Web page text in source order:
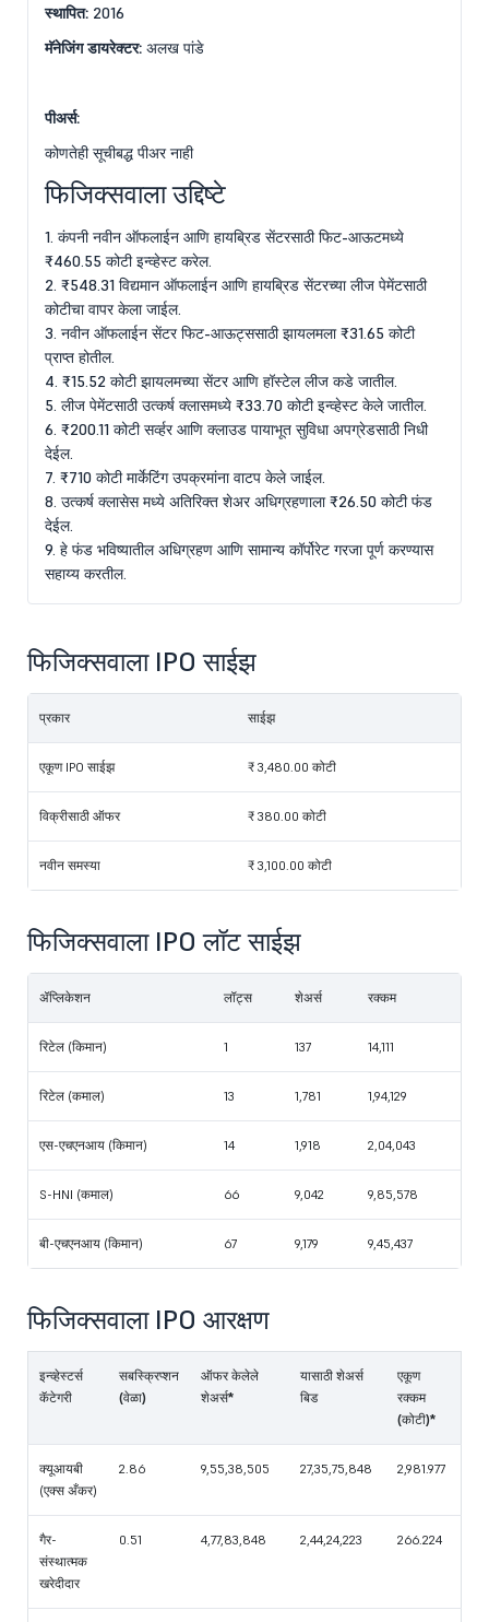
स्थापित: 2016
मॅनेजिंग डायरेक्टर: अलख पांडे
पीअर्स:
कोणतेही सूचीबद्ध पीअर नाही
फिजिक्सवाला उद्दिष्टे
1. कंपनी नवीन ऑफलाईन आणि हायब्रिड सेंटरसाठी फिट-आऊटमध्ये
₹460.55 कोटी इन्व्हेस्ट करेल.
2. ₹548.31 विद्यमान ऑफलाईन आणि हायब्रिड सेंटरच्या लीज पेमेंटसाठी
कोटीचा वापर केला जाईल.
3. नवीन ऑफलाईन सेंटर फिट-आऊट्ससाठी झायलमला ₹31.65 कोटी
प्राप्त होतील.
4. ₹15.52 कोटी झायलमच्या सेंटर आणि हॉस्टेल लीज कडे जातील.
5. लीज पेमेंटसाठी उत्कर्ष क्लासमध्ये ₹33.70 कोटी इन्व्हेस्ट केले जातील.
6. ₹200.11 कोटी सर्व्हर आणि क्लाउड पायाभूत सुविधा अपग्रेडसाठी निधी
देईल.
7. ₹710 कोटी मार्केटिंग उपक्रमांना वाटप केले जाईल.
8. उत्कर्ष क्लासेस मध्ये अतिरिक्त शेअर अधिग्रहणाला ₹26.50 कोटी फंड
देईल.
9. हे फंड भविष्यातील अधिग्रहण आणि सामान्य कॉर्पोरेट गरजा पूर्ण करण्यास
सहाय्य करतील.
फिजिक्सवाला IPO साईझ
प्रकार साईझ
एकूण IPO साईझ ₹ 3,480.00 कोटी
विक्रीसाठी ऑफर ₹ 380.00 कोटी
नवीन समस्या ₹ 3,100.00 कोटी
फिजिक्सवाला IPO लॉट साईझ
ॲप्लिकेशन लॉट्स शेअर्स रक्कम
रिटेल (किमान) 1 137 14,111
रिटेल (कमाल) 13 1,781 1,94,129
एस-एचएनआय (किमान) 14 1,918 2,04,043
S-HNI (कमाल) 66 9,042 9,85,578
बी-एचएनआय (किमान) 67 9,179 9,45,437
फिजिक्सवाला IPO आरक्षण
इन्व्हेस्टर्स
कॅटेगरी
सबस्क्रिप्शन
(वेळा)
ऑफर केलेले
शेअर्स*
यासाठी शेअर्स
बिड
एकूण
रक्कम
(कोटी)*
क्यूआयबी
(एक्स अँकर)
2.86 9,55,38,505 27,35,75,848 2,981.977
गैर-
संस्थात्मक
खरेदीदार
0.51 4,77,83,848 2,44,24,223 266.224